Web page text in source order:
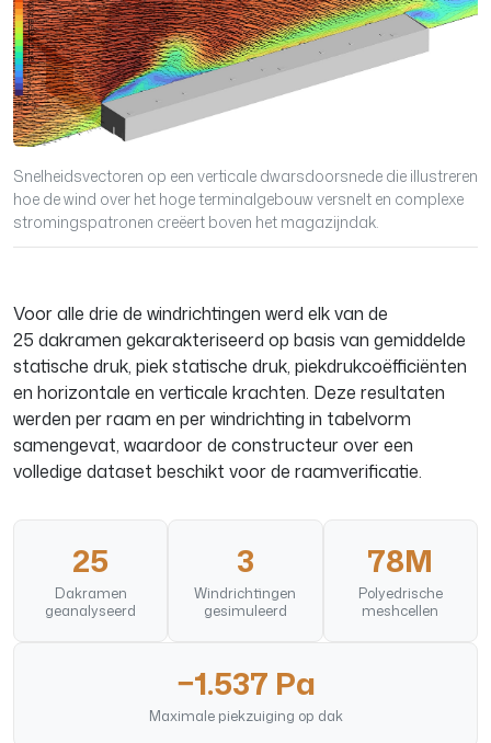
Snelheidsvectoren op een verticale dwarsdoorsnede die illustreren
hoe de wind over het hoge terminalgebouw versnelt en complexe
stromingspatronen creëert boven het magazijndak.
Voor alle drie de windrichtingen werd elk van de
25 dakramen gekarakteriseerd op basis van gemiddelde
statische druk, piek statische druk, piekdrukcoëfficiënten
en horizontale en verticale krachten. Deze resultaten
werden per raam en per windrichting in tabelvorm
samengevat, waardoor de constructeur over een
volledige dataset beschikt voor de raamverificatie.
25
Dakramen
geanalyseerd
3
Windrichtingen
gesimuleerd
78M
Polyedrische
meshcellen
−1.537 Pa
Maximale piekzuiging op dak